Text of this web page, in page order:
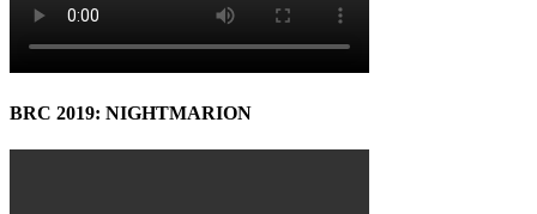
BRC 2019: NIGHTMARION